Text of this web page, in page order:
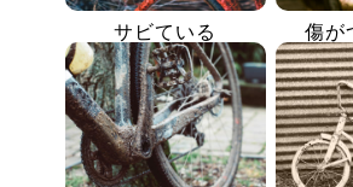
サビている 傷が